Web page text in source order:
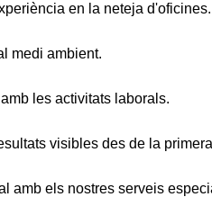
en la neteja d'oficines.
medi ambient.
les activitats laborals.
visibles des de la
amb els nostres serveis